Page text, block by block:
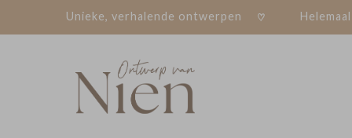
Unieke, verhalende ontwerpen